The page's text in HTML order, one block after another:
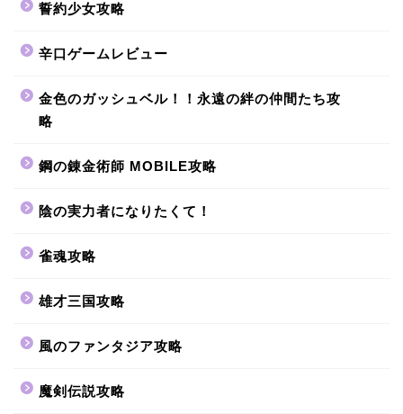
誓約少女攻略
辛口ゲームレビュー
金色のガッシュベル！！永遠の絆の仲間たち攻
略
鋼の錬金術師 MOBILE攻略
陰の実力者になりたくて！
雀魂攻略
雄才三国攻略
風のファンタジア攻略
魔剣伝説攻略